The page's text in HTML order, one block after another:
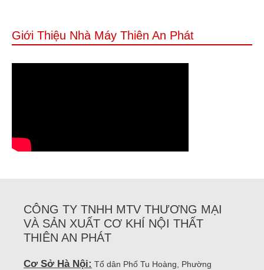
Giới Thiệu Nhà Máy Thiên An Phát
CÔNG TY TNHH MTV THƯƠNG MẠI
VÀ SẢN XUẤT CƠ KHÍ NỘI THẤT
THIÊN AN PHÁT
Cơ Sở Hà Nội: Tổ dân Phố Tu Hoàng, Phường